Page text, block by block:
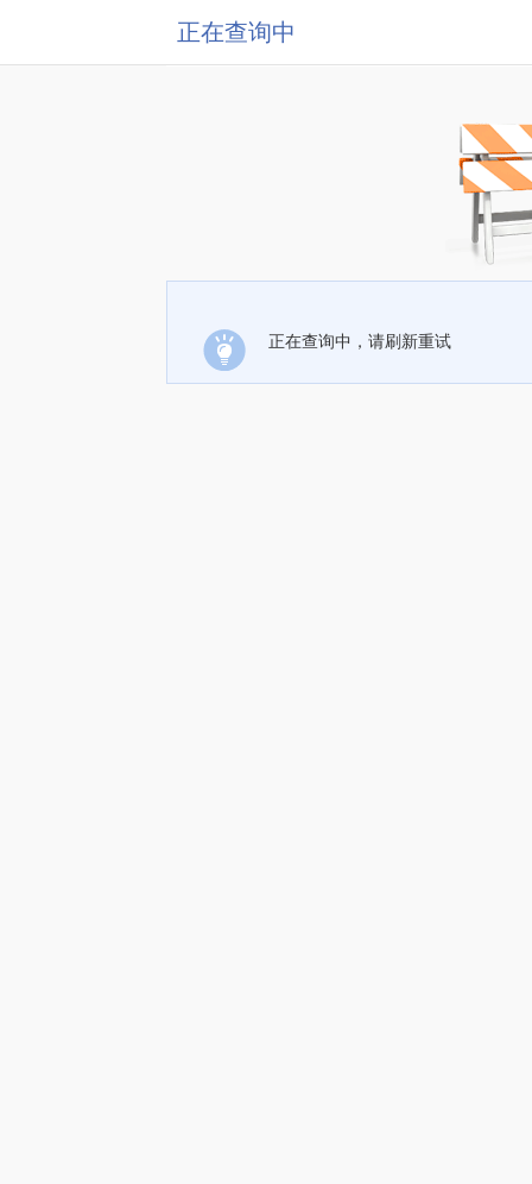
正在查询中
正在查询中，请刷新重试